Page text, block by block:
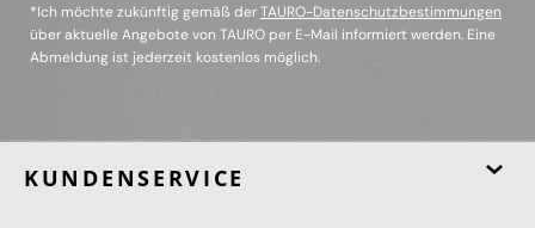
*Ich möchte zukünftig gemäß derTAURO-Datenschutzbestimmungen
über aktuelle Angebote von TAURO per E-Mail informiert werden. Eine
Abmeldung ist jederzeit kostenlos möglich.
KUNDENSERVICE